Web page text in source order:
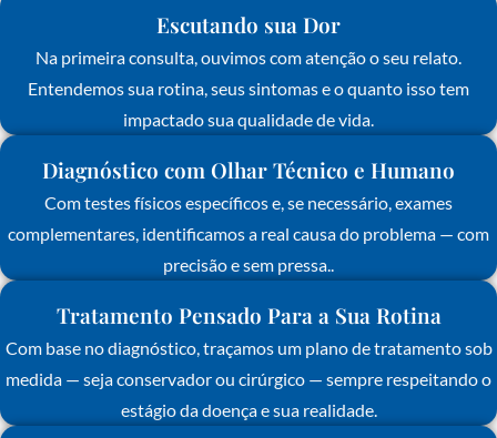
Escutando sua Dor
Na primeira consulta, ouvimos com atenção o seu relato.
Entendemos sua rotina, seus sintomas e o quanto isso tem
impactado sua qualidade de vida.
Diagnóstico com Olhar Técnico e Humano
Com testes físicos específicos e, se necessário, exames
complementares, identificamos a real causa do problema — com
precisão e sem pressa..
Tratamento Pensado Para a Sua Rotina
Com base no diagnóstico, traçamos um plano de tratamento sob
medida — seja conservador ou cirúrgico — sempre respeitando o
estágio da doença e sua realidade.